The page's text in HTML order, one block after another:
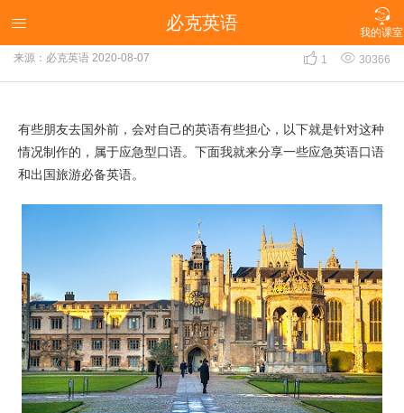

我的课室
 必克英语
出国应急英语口语，出国必备口语有哪些？
来源：必克英语 2020-08-07  1  30366
有些朋友去国外前，会对自己的英语有些担心，以下就是针对这种
情况制作的，属于应急型口语。下面我就来分享一些应急英语口语
和出国旅游必备英语。